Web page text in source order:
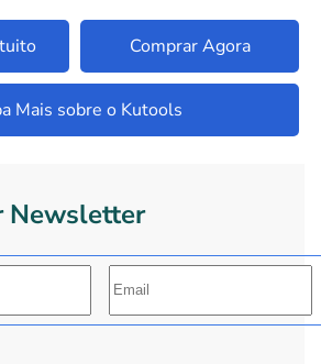
Comprar Agora
Mais sobre o Kutools
Newsletter